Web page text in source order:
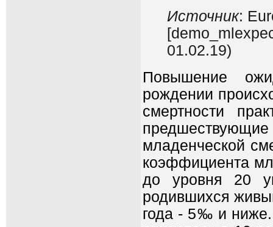
Источник:
01.02.19)
Повышение
рождении
смертности
предшествующие
младенческой
коэффициента
до уровня 20
родившихся
года - 5‰ и